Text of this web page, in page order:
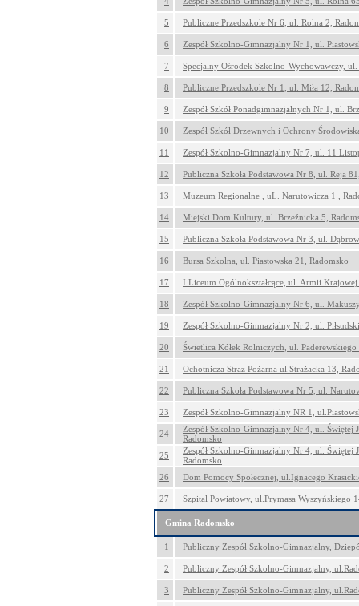
5 Publiczne Przedszkole Nr 6, ul. Rolna 2,
6 Zespół Szkolno-Gimnazjalny Nr 1, ul.
7 Specjalny Ośrodek Szkolno-Wychowawczy,
8 Publiczne Przedszkole Nr 1, ul. Miła 12,
9 Zespół Szkół Ponadgimnazjalnych Nr 1, ul.
10 Zespół Szkół Drzewnych i Ochrony
11 Zespół Szkolno-Gimnazjalny Nr 7, ul. 11
12 Publiczna Szkoła Podstawowa Nr 8, ul. Reja
13 Muzeum Regionalne , uL. Narutowicza 1 ,
14 Miejski Dom Kultury, ul. Brzeźnicka 5,
15 Publiczna Szkoła Podstawowa Nr 3, ul.
16 Bursa Szkolna, ul. Piastowska 21, Radomsko
17 I Liceum Ogólnokształcące, ul. Armii
18 Zespół Szkolno-Gimnazjalny Nr 6, ul.
19 Zespół Szkolno-Gimnazjalny Nr 2, ul.
20 Świetlica Kółek Rolniczych, ul.
21 Ochotnicza Straz Pożarna ul.Strażacka 13,
22 Publiczna Szkoła Podstawowa Nr 5, ul.
23 Zespół Szkolno-Gimnazjalny NR 1,
24
Zespół Szkolno-Gimnazjalny Nr 4, ul. Świętej
Radomsko
25
Zespół Szkolno-Gimnazjalny Nr 4, ul. Świętej
Radomsko
26
Dom Pomocy Społecznej, ul.Ignacego
27 Szpital Powiatowy, ul.Prymasa Wyszyńskiego
Gmina Radomsko
1 Publiczny Zespół Szkolno-Gimnazjalny,
2 Publiczny Zespół Szkolno-Gimnazjalny,
3 Publiczny Zespół Szkolno-Gimnazjalny,